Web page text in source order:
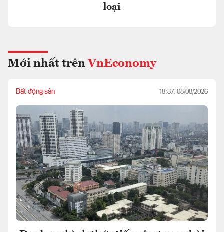
loại
Mới nhất trên VnEconomy
Bất động sản 18:37, 08/08/2026